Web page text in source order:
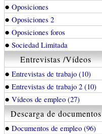
● Oposiciones
● Oposiciones 2
● Oposiciones foros
● Sociedad Limitada
Entrevistas /Vídeos
● Entrevistas de trabajo (10)
● Entrevistas de trabajo 2 (10)
● Vídeos de empleo (27)
Descarga de documentos
● Documentos de empleo (96)